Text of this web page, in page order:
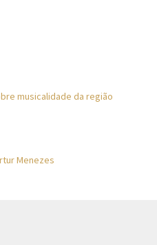
musicalidade da região
Menezes